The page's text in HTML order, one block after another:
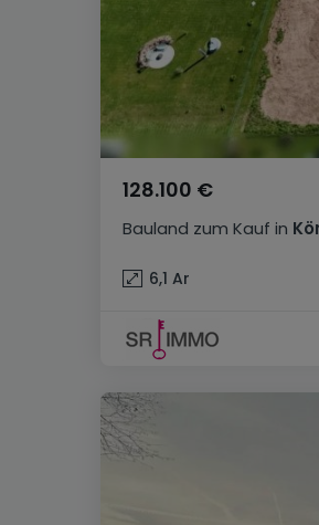
Bauland zum Kauf in
128.100 €
6,1 Ar